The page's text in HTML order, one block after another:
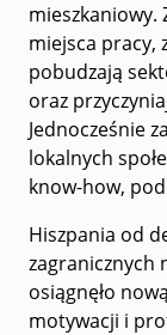
miejsca pracy,
pobudzają
oraz
Jednocześnie
lokalnych
know-how,
Hiszpania od
zagranicznych
osiągnęło
motywacji i